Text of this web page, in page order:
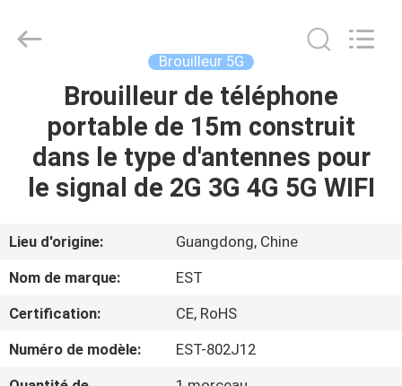
MAISON
DES
PRODUITS
VIDÉOS
SUJET
DE
EASTLONGE
ELECTRONICS(HK)
Brouilleur 5G
Brouilleur de téléphone
portable de 15m construit
dans le type d'antennes pour
le signal de 2G 3G 4G 5G WIFI
Lieu d'origine:
Guangdong, Chine
Nom de marque:
EST
Certification:
CE, RoHS
Numéro de modèle:
EST-802J12